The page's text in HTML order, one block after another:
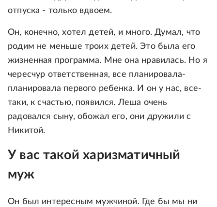
отпуска - только вдвоем.
Он, конечно, хотел детей, и много. Думал, что
родим не меньше троих детей. Это была его
жизненная программа. Мне она нравилась. Но я
чересчур ответственная, все планировала-
планировала первого ребенка. И он у нас, все-
таки, к счастью, появился. Леша очень
радовался сыну, обожал его, они дружили с
Никитой.
У вас такой харизматичный
муж
Он был интересным мужчиной. Где бы мы ни